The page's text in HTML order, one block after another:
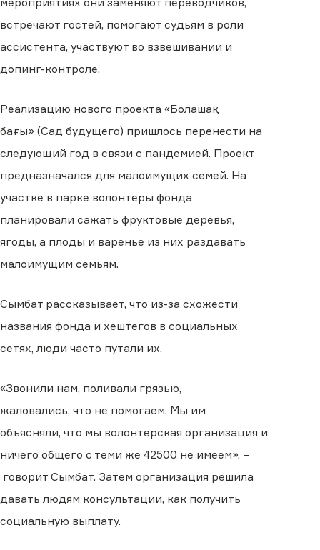
встречают гостей, помогают судьям в роли
ассистента, участвуют во взвешивании и
допинг-контроле.
Реализацию нового проекта «Болашақ
бағы» (Сад будущего) пришлось перенести на
следующий год в связи с пандемией. Проект
предназначался для малоимущих семей. На
участке в парке волонтеры фонда
планировали сажать фруктовые деревья,
ягоды, а плоды и варенье из них раздавать
малоимущим семьям.
Сымбат рассказывает, что из-за схожести
названия фонда и хештегов в социальных
сетях, люди часто путали их.
«Звонили нам, поливали грязью,
жаловались, что не помогаем. Мы им
объясняли, что мы волонтерская организация и
ничего общего с теми же 42500 не имеем», –
говорит Сымбат. Затем организация решила
давать людям консультации, как получить
социальную выплату.